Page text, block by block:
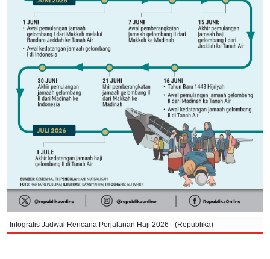
Infografis Jadwal Rencana Perjalanan Haji 2026 - (Republika)